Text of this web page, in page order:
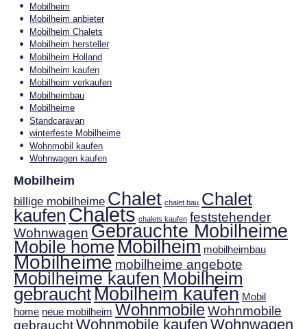
Mobilheim
Mobilheim anbieter
Mobilheim Chalets
Mobilheim hersteller
Mobilheim Holland
Mobilheim kaufen
Mobilheim verkaufen
Mobilheimbau
Mobilheime
Standcaravan
winterfeste Mobilheime
Wohnmobil kaufen
Wohnwagen kaufen
Mobilheim
billige mobilheime Chalet chalet bau Chalet
kaufenChalets chalets kaufen feststehender
Wohnwagen Gebrauchte Mobilheime
Mobile homeMobilheim mobilheimbau
Mobilheime mobilheime angebote
Mobilheime kaufen Mobilheim
gebrauchtMobilheim kaufen Mobil
home neue mobilheim WohnmobileWohnmobile
gebrauchtWohnmobile kaufen Wohnwagen